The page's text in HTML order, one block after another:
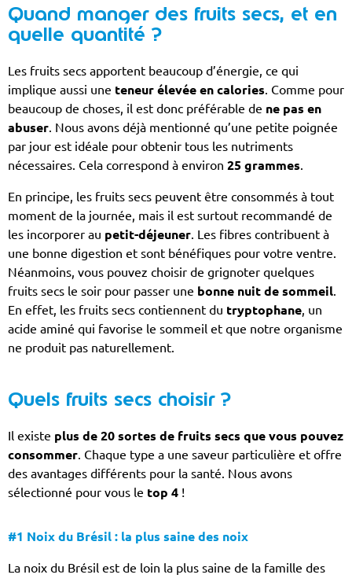
Quand manger des fruits secs, et en
quelle quantité ?
Les fruits secs apportent beaucoup d’énergie, ce qui
implique aussi une teneur élevée en calories. Comme pour
beaucoup de choses, il est donc préférable de ne pas en
abuser. Nous avons déjà mentionné qu’une petite poignée
par jour est idéale pour obtenir tous les nutriments
nécessaires. Cela correspond à environ 25 grammes.
En principe, les fruits secs peuvent être consommés à tout
moment de la journée, mais il est surtout recommandé de
les incorporer au petit-déjeuner. Les fibres contribuent à
une bonne digestion et sont bénéfiques pour votre ventre.
Néanmoins, vous pouvez choisir de grignoter quelques
fruits secs le soir pour passer une bonne nuit de sommeil.
En effet, les fruits secs contiennent du tryptophane, un
acide aminé qui favorise le sommeil et que notre organisme
ne produit pas naturellement.
Quels fruits secs choisir ?
Il existe plus de 20 sortes de fruits secs que vous pouvez
consommer. Chaque type a une saveur particulière et offre
des avantages différents pour la santé. Nous avons
sélectionné pour vous le top 4 !
#1 Noix du Brésil : la plus saine des noix
La noix du Brésil est de loin la plus saine de la famille des